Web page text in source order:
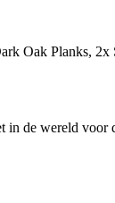
Oak Planks,
de wereld voor